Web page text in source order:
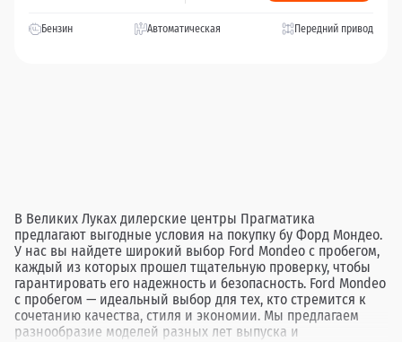
Бензин Автоматическая Передний привод
В Великих Луках дилерские центры Прагматика
предлагают выгодные условия на покупку бу Форд Мондео.
У нас вы найдете широкий выбор Ford Mondeo с пробегом,
каждый из которых прошел тщательную проверку, чтобы
гарантировать его надежность и безопасность. Ford Mondeo
с пробегом — идеальный выбор для тех, кто стремится к
сочетанию качества, стиля и экономии. Мы предлагаем
разнообразие моделей разных лет выпуска и